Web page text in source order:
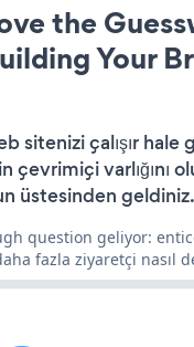
the
Your
sitenizi çalışır hale
çevrimiçi varlığını
üstesinden
question geliyor:
fazla ziyaretçi nasıl